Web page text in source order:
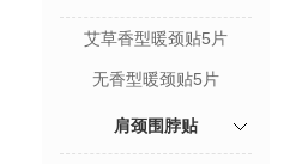
艾草香型暖颈贴5片
无香型暖颈贴5片
肩颈围脖贴